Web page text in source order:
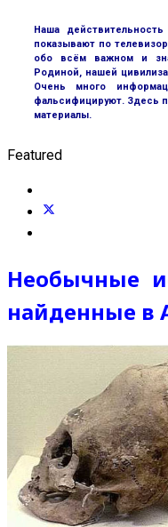
Наша
показывают по
обо всём важном и
Родиной, нашей
Очень много
фальсифицируют. Здесь
материалы.
Featured
Необычные
найденные в